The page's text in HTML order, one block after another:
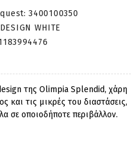
3400100350
WHITE
της Olimpia Splendid, χάρη
και τις μικρές του διαστάσεις,
σε οποιοδήποτε περιβάλλον.